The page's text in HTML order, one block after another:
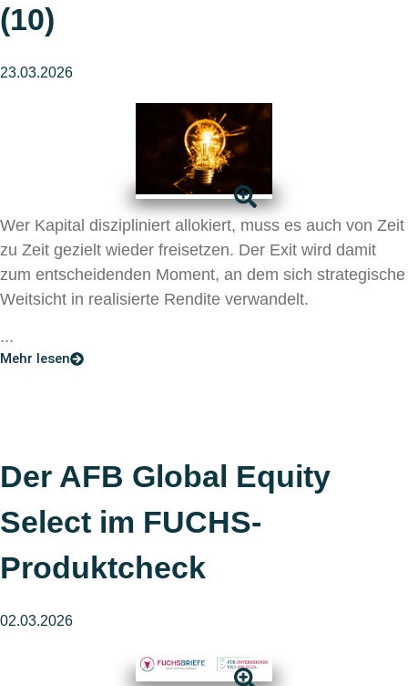
(10)
23.03.2026
Wer Kapital diszipliniert allokiert, muss es auch von Zeit
zu Zeit gezielt wieder freisetzen. Der Exit wird damit
zum entscheidenden Moment, an dem sich strategische
Weitsicht in realisierte Rendite verwandelt.
...
Mehr lesen
Der AFB Global Equity
Select im FUCHS-
Produktcheck
02.03.2026